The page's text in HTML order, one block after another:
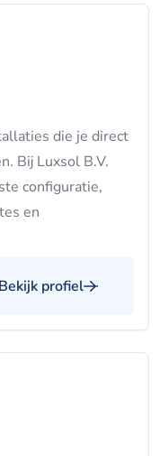
die je direct
Bij Luxsol B.V.
configuratie,
en
Bekijk profiel